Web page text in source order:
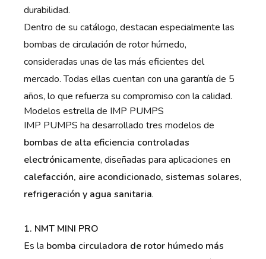
durabilidad.
Dentro de su catálogo, destacan especialmente las
bombas de circulación de rotor húmedo,
consideradas unas de las más eficientes del
mercado. Todas ellas cuentan con una garantía de 5
años, lo que refuerza su compromiso con la calidad.
Modelos estrella de IMP PUMPS
IMP PUMPS ha desarrollado tres modelos de
bombas de alta eficiencia controladas
electrónicamente, diseñadas para aplicaciones en
calefacción, aire acondicionado, sistemas solares,
refrigeración y agua sanitaria.
1. NMT MINI PRO
Es la bomba circuladora de rotor húmedo más